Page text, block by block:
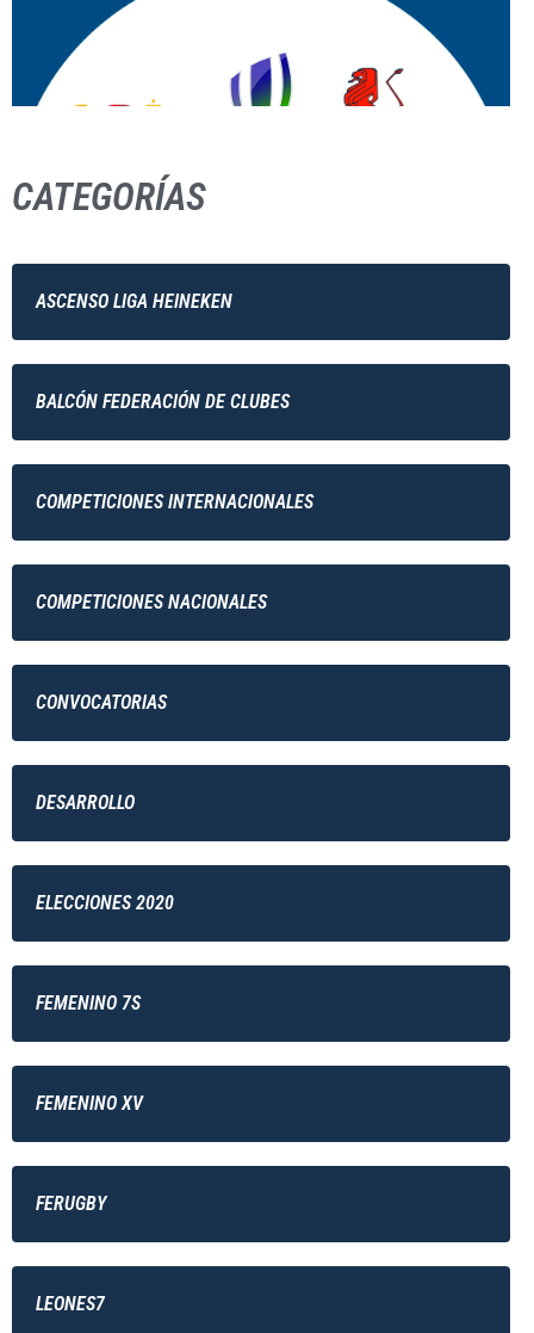
CATEGORÍAS
ASCENSO LIGA HEINEKEN
BALCÓN FEDERACIÓN DE CLUBES
COMPETICIONES INTERNACIONALES
COMPETICIONES NACIONALES
CONVOCATORIAS
DESARROLLO
ELECCIONES 2020
FEMENINO 7S
FEMENINO XV
FERUGBY
LEONES7